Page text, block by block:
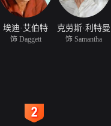
埃迪·艾伯特
饰 Daggett
克劳斯·利特曼
饰 Samantha